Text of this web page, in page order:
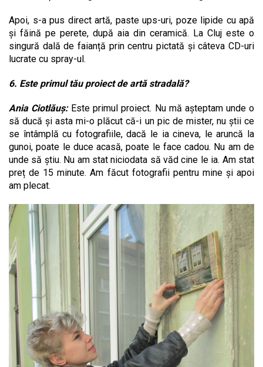
Apoi, s-a pus direct artă, paste ups-uri, poze lipide cu apă
și făină pe perete, după aia din ceramică. La Cluj este o
singură dală de faianță prin centru pictată și câteva CD-uri
lucrate cu spray-ul.
6. Este primul tău proiect de artă stradală?
Ania Ciotlăuș: Este primul proiect. Nu mă așteptam unde o
să ducă și asta mi-o plăcut că-i un pic de mister, nu știi ce
se întâmplă cu fotografiile, dacă le ia cineva, le aruncă la
gunoi, poate le duce acasă, poate le face cadou. Nu am de
unde să știu. Nu am stat niciodata să văd cine le ia. Am stat
preț de 15 minute. Am făcut fotografii pentru mine și apoi
am plecat.